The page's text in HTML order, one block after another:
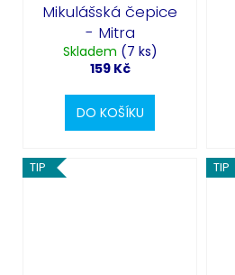
Mikulášská čepice
- Mitra
Skladem (7 ks)
159 Kč
DO KOŠÍKU
TIP TIP